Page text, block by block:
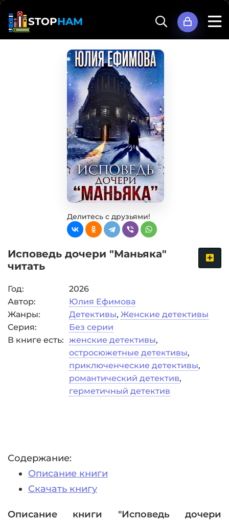
STOPHAM
Делитесь с друзьями!
Исповедь дочери "Маньяка"
читать
Год:
2026
Автор:
Юлия Ефимова
Жанры:
Детективы, Женские детективы
Серия:
Без серии
В книге есть: женские детективы,
остросюжетные детективы,
приключенческие детективы,
романтический детектив,
герметичный детектив
Содержание:
Описание книги
Скачать книгу
Описание книги "Исповедь дочери